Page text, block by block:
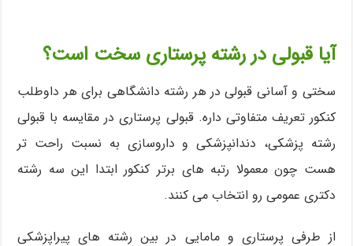
آیا قبولی در رشته پرستاری سخت است؟
سختی و آسانی قبولی در هر رشته دانشگاهی برای هر داوطلب
کنکور تعریف متفاوتی داره. قبولی پرستاری در مقایسه با قبولی
رشته پزشکی، دندانپزشکی و داروسازی به نسبت راحت تر
هست چون معمولا رتبه های برتر کنکور ابتدا این سه رشته
دکتری عمومی رو انتخاب می کنند.
از طرفی پرستاری و مامایی در بین رشته های پیراپزشکی